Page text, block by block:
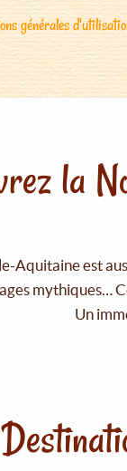
générales
la
Aquitaine est
mythiques…
Un